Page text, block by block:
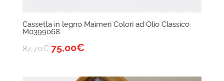
Cassetta in legno Maimeri Colori ad Olio Classico
M0399068
87,70€ 75,00€